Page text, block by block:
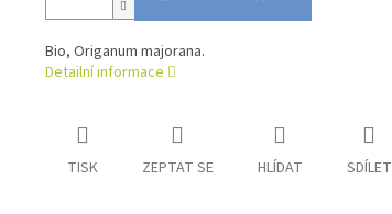
Bio, Origanum majorana.
Detailní informace
TISK ZEPTAT SE HLÍDAT SDÍLET